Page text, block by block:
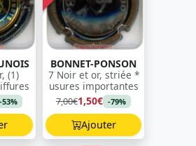
(1)
-53%
BONNET-PONSON
7 Noir et or, striée *
usures importantes
7,00€1,50€ -79%
Ajouter